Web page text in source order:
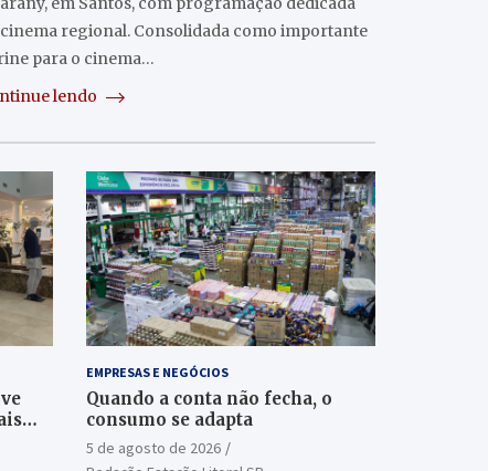
regional. Consolidada como importante
para o cinema…
lendo
EMPRESAS E NEGÓCIOS
Quando a conta não fecha, o
consumo se adapta
5 de agosto de 2026